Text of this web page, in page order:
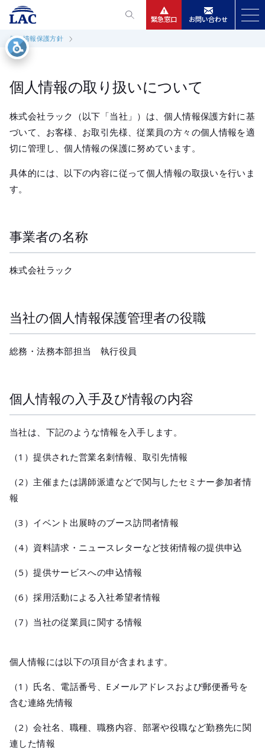
緊急窓口 お問い合わせ
ニュースリリース
会社情報
IR情報
個人情報保護方針
個人情報の取り扱いについて
株式会社ラック（以下「当社」）は、個人情報保護方針に基
づいて、お客様、お取引先様、従業員の方々の個人情報を適
切に管理し、個人情報の保護に努めています。
具体的には、以下の内容に従って個人情報の取扱いを行いま
す。
事業者の名称
株式会社ラック
当社の個人情報保護管理者の役職
総務・法務本部担当 執行役員
個人情報の入手及び情報の内容
当社は、下記のような情報を入手します。
（1）提供された営業名刺情報、取引先情報
（2）主催または講師派遣などで関与したセミナー参加者情
報
（3）イベント出展時のブース訪問者情報
（4）資料請求・ニュースレターなど技術情報の提供申込
（5）提供サービスへの申込情報
（6）採用活動による入社希望者情報
（7）当社の従業員に関する情報
個人情報には以下の項目が含まれます。
（1）氏名、電話番号、Eメールアドレスおよび郵便番号を
含む連絡先情報
（2）会社名、職種、職務内容、部署や役職など勤務先に関
連した情報